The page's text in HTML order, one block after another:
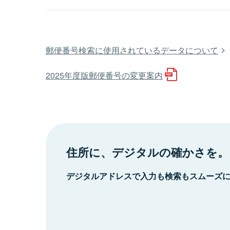
郵便番号検索に使用されているデータについて
2025年度版郵便番号の変更案内
住所に、デジタルの確かさを。
デジタルアドレスで入力も検索もスムーズ